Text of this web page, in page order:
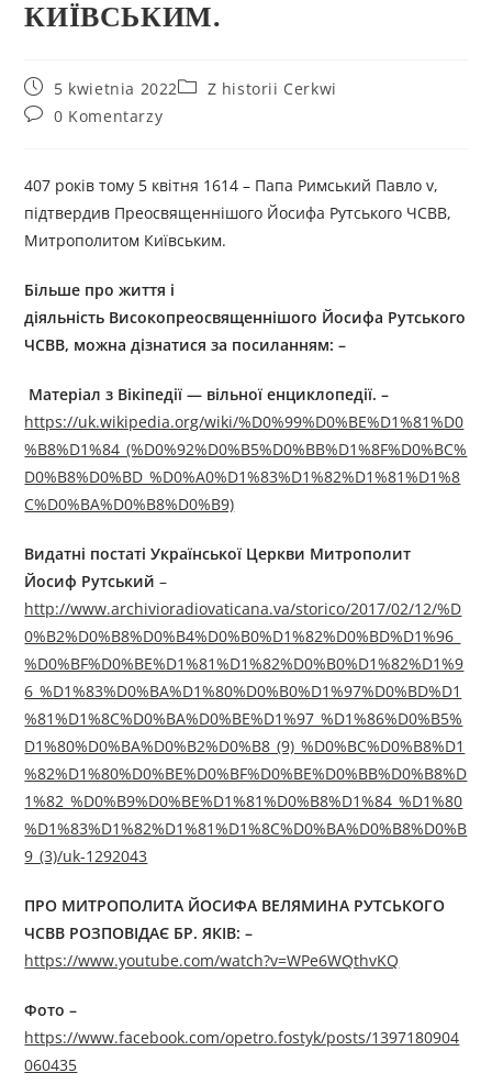
КИЇВСЬКИМ.
5 kwietnia 2022
Z historii Cerkwi
0 Komentarzy
407 років тому 5 квітня 1614 – Папа Римський Павло v,
підтвердив Преосвященнішого Йосифа Рутського ЧСВВ,
Митрополитом Київським.
Більше про життя і
діяльність Високопреосвященнішого Йосифа Рутського
ЧСВВ, можна дізнатися за посиланням: –
Матеріал з Вікіпедії — вільної енциклопедії. –
https://uk.wikipedia.org/wiki/%D0%99%D0%BE%D1%81%D0
%B8%D1%84_(%D0%92%D0%B5%D0%BB%D1%8F%D0%BC%
D0%B8%D0%BD_%D0%A0%D1%83%D1%82%D1%81%D1%8
C%D0%BA%D0%B8%D0%B9)
Видатні постаті Української Церкви Митрополит
Йосиф Рутський–
http://www.archivioradiovaticana.va/storico/2017/02/12/%D
0%B2%D0%B8%D0%B4%D0%B0%D1%82%D0%BD%D1%96_
%D0%BF%D0%BE%D1%81%D1%82%D0%B0%D1%82%D1%9
6_%D1%83%D0%BA%D1%80%D0%B0%D1%97%D0%BD%D1
%81%D1%8C%D0%BA%D0%BE%D1%97_%D1%86%D0%B5%
D1%80%D0%BA%D0%B2%D0%B8_(9)_%D0%BC%D0%B8%D1
%82%D1%80%D0%BE%D0%BF%D0%BE%D0%BB%D0%B8%D
1%82_%D0%B9%D0%BE%D1%81%D0%B8%D1%84_%D1%80
%D1%83%D1%82%D1%81%D1%8C%D0%BA%D0%B8%D0%B
9_(3)/uk-1292043
ПРО МИТРОПОЛИТА ЙОСИФА ВЕЛЯМИНА РУТСЬКОГО
ЧСВВ РОЗПОВІДАЄ БР. ЯКІВ: –
https://www.youtube.com/watch?v=WPe6WQthvKQ
Фото –
https://www.facebook.com/opetro.fostyk/posts/1397180904
060435